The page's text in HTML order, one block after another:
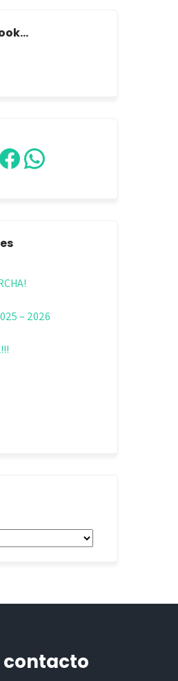
Facebook
WhatsApp
– 2026
contacto